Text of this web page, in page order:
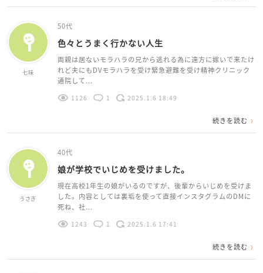
七味
50代
色々とうまく行かない人生
両親は居ないモラハラの兄から逃れる為に遠方に嫁いで来たけ
れど夫にもDVモラハラを受け緊急避難を受け精神クリニック
通院して...
1126 1 2025.1.6 18:49
続きを読む
うさぎ
40代
娘が学校でいじめを受けました。
現在高校1年生の娘がいるのですが、後輩からいじめを受けま
した。内容としては裏垢を使って直接インスタグラムのDMに
死ね、社...
1243 1 2025.1.6 17:41
続きを読む